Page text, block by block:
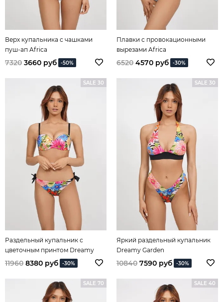
Верх купальника с чашками
пуш-ап Africa
7320 3660 руб -50%
Плавки с провокационными
вырезами Africa
6520 4570 руб -30%
SALE 30
Раздельный купальник с
цветочным принтом Dreamy
Garden
11960 8380 руб -30%
SALE 30
Яркий раздельный купальник
Dreamy Garden
10840 7590 руб -30%
SALE 70 SALE 40